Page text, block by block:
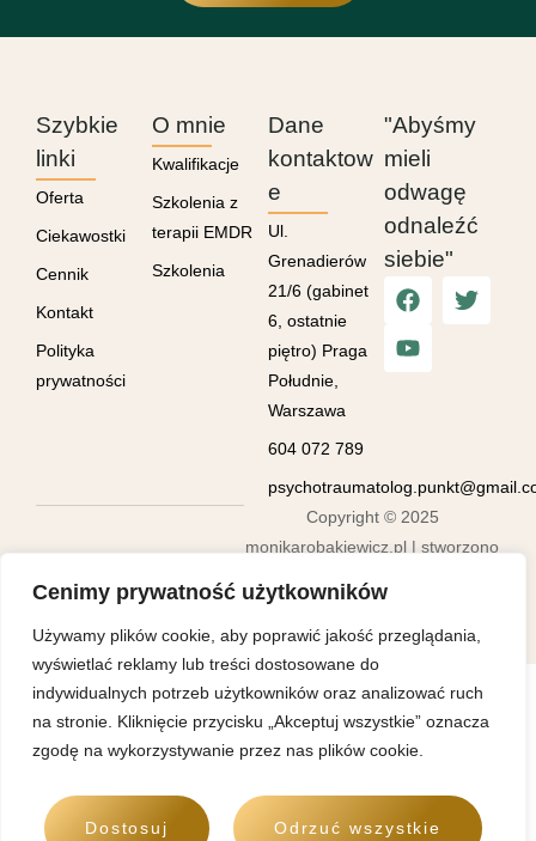
Cenimy prywatność użytkowników
Używamy plików cookie, aby poprawić jakość przeglądania,
wyświetlać reklamy lub treści dostosowane do
indywidualnych potrzeb użytkowników oraz analizować ruch
na stronie. Kliknięcie przycisku „Akceptuj wszystkie” oznacza
zgodę na wykorzystywanie przez nas plików cookie.
Dostosuj Odrzuć wszystkie
Szybkie
linki
Oferta
Ciekawostki
Cennik
Kontakt
Polityka
prywatności
O mnie
Kwalifikacje
Szkolenia z
terapii EMDR
Szkolenia
Dane
kontaktow
e
Ul.
Grenadierów
21/6 (gabinet
6, ostatnie
piętro) Praga
Południe,
Warszawa
604 072 789
"Abyśmy
mieli
odwagę
odnaleźć
siebie"
Copyright © 2025
monikarobakiewicz.pl | stworzono